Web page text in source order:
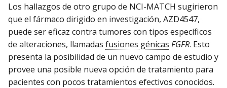
Los hallazgos de otro grupo de NCI-MATCH sugirieron
que el fármaco dirigido en investigación, AZD4547,
puede ser eficaz contra tumores con tipos específicos
de alteraciones, llamadas fusiones génicas FGFR. Esto
presenta la posibilidad de un nuevo campo de estudio y
provee una posible nueva opción de tratamiento para
pacientes con pocos tratamientos efectivos conocidos.